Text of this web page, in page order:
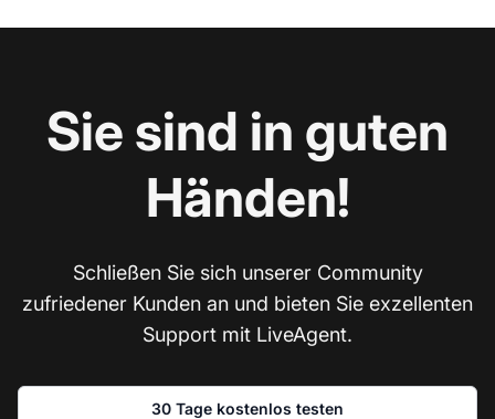
Sie sind in guten
Händen!
Schließen Sie sich unserer Community
zufriedener Kunden an und bieten Sie exzellenten
Support mit LiveAgent.
30 Tage kostenlos testen